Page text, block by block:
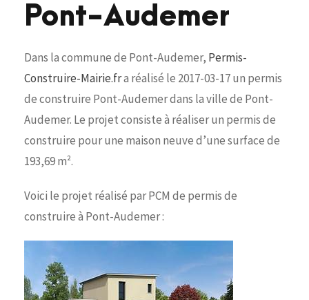
Pont-Audemer
Dans la commune de Pont-Audemer, Permis-
Construire-Mairie.fra réalisé le 2017-03-17 un permis
de construire Pont-Audemer dans la ville de Pont-
Audemer. Le projet consiste à réaliser un permis de
construire pour une maison neuve d’une surface de
193,69 m².
Voici le projet réalisé par PCM de permis de
construire à Pont-Audemer :